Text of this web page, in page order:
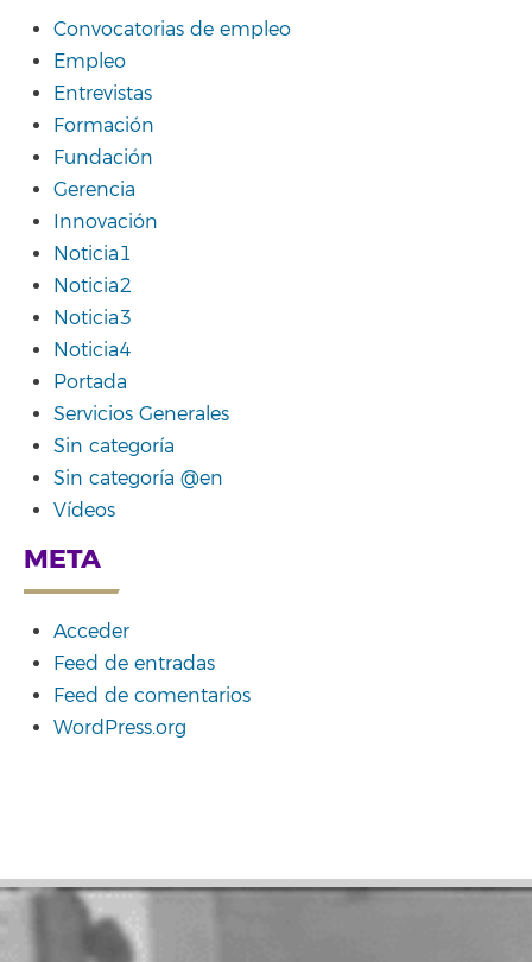
Convocatorias de empleo
Empleo
Entrevistas
Formación
Fundación
Gerencia
Innovación
Noticia1
Noticia2
Noticia3
Noticia4
Portada
Servicios Generales
Sin categoría
Sin categoría @en
Vídeos
META
Acceder
Feed de entradas
Feed de comentarios
WordPress.org